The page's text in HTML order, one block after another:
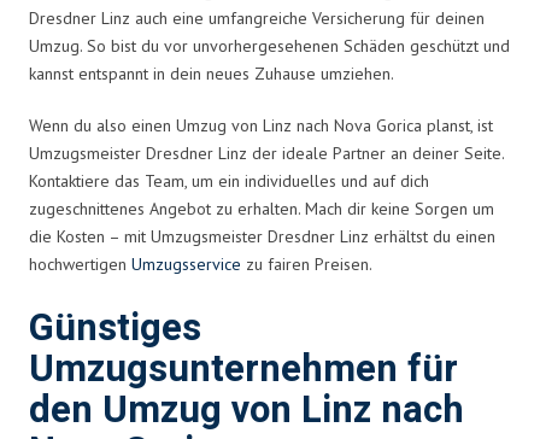
Dresdner Linz auch eine umfangreiche Versicherung für deinen
Umzug. So bist du vor unvorhergesehenen Schäden geschützt und
kannst entspannt in dein neues Zuhause umziehen.
Wenn du also einen Umzug von Linz nach Nova Gorica planst, ist
Umzugsmeister Dresdner Linz der ideale Partner an deiner Seite.
Kontaktiere das Team, um ein individuelles und auf dich
zugeschnittenes Angebot zu erhalten. Mach dir keine Sorgen um
die Kosten – mit Umzugsmeister Dresdner Linz erhältst du einen
hochwertigen Umzugsservice zu fairen Preisen.
Günstiges
Umzugsunternehmen für
den Umzug von Linz nach